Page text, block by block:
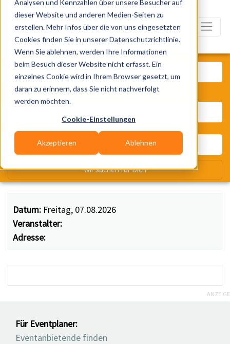
Analysen und Kennzahlen über unsere Besucher auf
dieser Website und anderen Medien-Seiten zu
erstellen. Mehr Infos über die von uns eingesetzten
Cookies finden Sie in unserer Datenschutzrichtlinie.
Wenn Sie ablehnen, werden Ihre Informationen
beim Besuch dieser Website nicht erfasst. Ein
einzelnes Cookie wird in Ihrem Browser gesetzt, um
daran zu erinnern, dass Sie nicht nachverfolgt
werden möchten.
Cookie-Einstellungen
Akzeptieren Ablehnen
Datum: Freitag, 07.08.2026
Veranstalter:
Adresse:
Was? Künstler, Zelte, Bands,
Wir suchen für Dich
ANZEIGE
Für Eventplaner:
Eventanbietende finden